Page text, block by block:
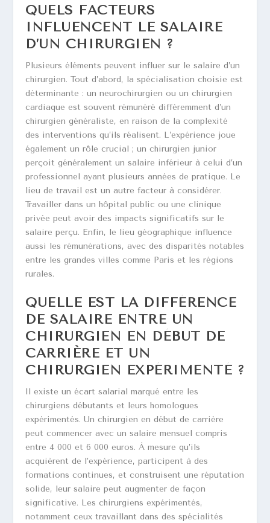
QUELS FACTEURS
INFLUENCENT LE SALAIRE
D’UN CHIRURGIEN ?
Plusieurs éléments peuvent influer sur le salaire d’un
chirurgien. Tout d’abord, la spécialisation choisie est
déterminante : un neurochirurgien ou un chirurgien
cardiaque est souvent rémunéré différemment d’un
chirurgien généraliste, en raison de la complexité
des interventions qu’ils réalisent. L’expérience joue
également un rôle crucial ; un chirurgien junior
perçoit généralement un salaire inférieur à celui d’un
professionnel ayant plusieurs années de pratique. Le
lieu de travail est un autre facteur à considérer.
Travailler dans un hôpital public ou une clinique
privée peut avoir des impacts significatifs sur le
salaire perçu. Enfin, le lieu géographique influence
aussi les rémunérations, avec des disparités notables
entre les grandes villes comme Paris et les régions
rurales.
QUELLE EST LA DIFFÉRENCE
DE SALAIRE ENTRE UN
CHIRURGIEN EN DÉBUT DE
CARRIÈRE ET UN
CHIRURGIEN EXPÉRIMENTÉ ?
Il existe un écart salarial marqué entre les
chirurgiens débutants et leurs homologues
expérimentés. Un chirurgien en début de carrière
peut commencer avec un salaire mensuel compris
entre 4 000 et 6 000 euros. À mesure qu’ils
acquièrent de l’expérience, participent à des
formations continues, et construisent une réputation
solide, leur salaire peut augmenter de façon
significative. Les chirurgiens expérimentés,
notamment ceux travaillant dans des spécialités